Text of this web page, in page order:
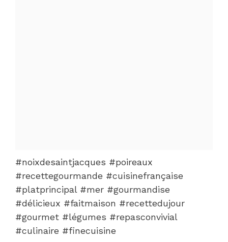
#noixdesaintjacques #poireaux
#recettegourmande #cuisinefrançaise
#platprincipal #mer #gourmandise
#délicieux #faitmaison #recettedujour
#gourmet #légumes #repasconvivial
#culinaire #finecuisine